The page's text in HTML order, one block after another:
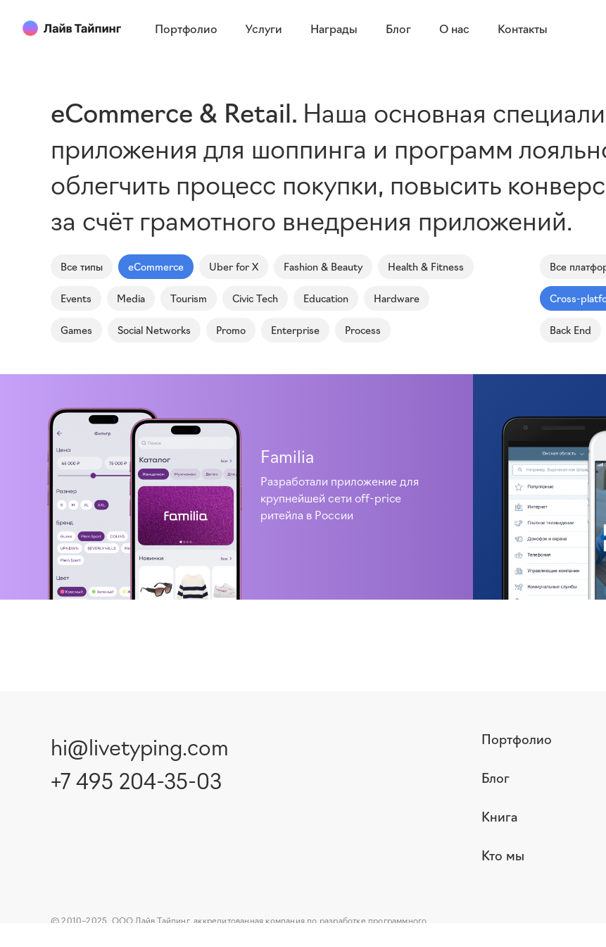
Портфолио Услуги Награды Блог О нас Контакты
eCommerce & Retail Наша основная
приложения для шоппинга и программ
облегчить процесс покупки, повысить
за счёт грамотного внедрения приложений.
Все типы eCommerce Uber for X Fashion & Beauty Health & Fitness
Events Media Tourism Civic Tech Education Hardware
Games Social Networks Promo Enterprise Process
Все
Cross-
Back End
Familia
Разработали приложение для
крупнейшей сети off-price
ритейла в России
hi@livetyping.com
+7 495 204-35-03
Портфолио
Блог
Книга
Кто мы
© 2010–2025, ООО Лайв Тайпинг, аккредитованная компания по разработке программного